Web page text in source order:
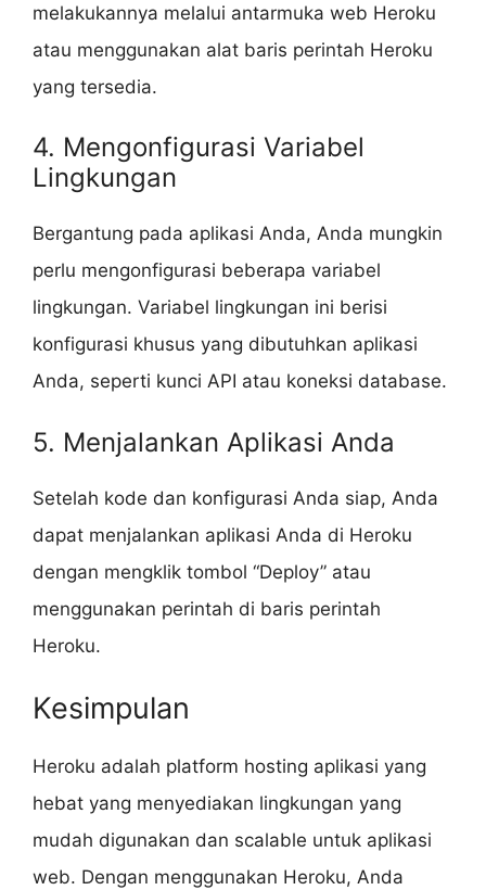
melakukannya melalui antarmuka web Heroku
atau menggunakan alat baris perintah Heroku
yang tersedia.
4. Mengonfigurasi Variabel
Lingkungan
Bergantung pada aplikasi Anda, Anda mungkin
perlu mengonfigurasi beberapa variabel
lingkungan. Variabel lingkungan ini berisi
konfigurasi khusus yang dibutuhkan aplikasi
Anda, seperti kunci API atau koneksi database.
5. Menjalankan Aplikasi Anda
Setelah kode dan konfigurasi Anda siap, Anda
dapat menjalankan aplikasi Anda di Heroku
dengan mengklik tombol “Deploy” atau
menggunakan perintah di baris perintah
Heroku.
Kesimpulan
Heroku adalah platform hosting aplikasi yang
hebat yang menyediakan lingkungan yang
mudah digunakan dan scalable untuk aplikasi
web. Dengan menggunakan Heroku, Anda